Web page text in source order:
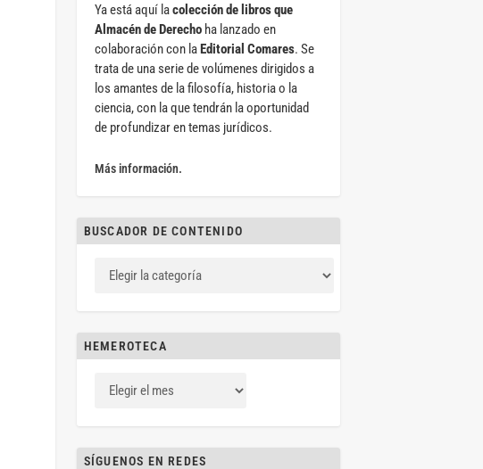
Ya está aquí lacolección de libros que
Almacén de Derechoha lanzado en
colaboración con laEditorial Comares. Se
trata de una serie de volúmenes dirigidos a
los amantes de la filosofía, historia o la
ciencia, con la que tendrán la oportunidad
de profundizar en temas jurídicos.
Más información.
BUSCADOR DE CONTENIDO
HEMEROTECA
SÍGUENOS EN REDES